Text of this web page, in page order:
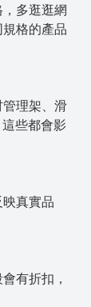
多逛逛網
格的產品
理架、滑
些都會影
真實品
有折扣，